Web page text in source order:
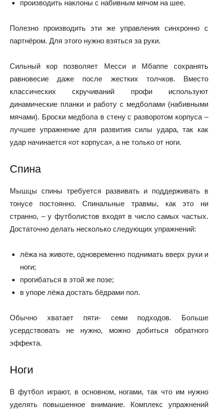
производить наклоны с набивным мячом на шее.
Полезно производить эти же управления синхронно с
партнёром. Для этого нужно взяться за руки.
Сильный кор позволяет Месси и Мбаппе сохранять
равновесие даже после жестких толчков. Вместо
классических скручиваний профи используют
динамические планки и работу с медболами (набивными
мячами). Броски медбола в стену с разворотом корпуса –
лучшее упражнение для развития силы удара, так как
удар начинается «от корпуса», а не только от ноги.
Спина
Мышцы спины требуется развивать и поддерживать в
тонусе постоянно. Спинальные травмы, как это ни
странно, – у футболистов входят в число самых частых.
Достаточно делать несколько следующих упражнений:
лёжа на животе, одновременно поднимать вверх руки и
ноги;
прогибаться в этой же позе;
в упоре лёжа достать бёдрами пол.
Обычно хватает пяти- семи подходов. Больше
усердствовать не нужно, можно добиться обратного
эффекта.
Ноги
В футбол играют, в основном, ногами, так что им нужно
уделять повышенное внимание. Комплекс упражнений